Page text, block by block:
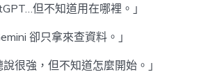
但不知道用在哪裡。」
卻只拿來查資料。」
說很強，但不知道怎麼開始。」